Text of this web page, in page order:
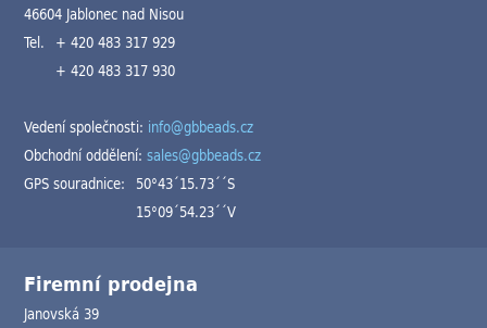
46604 Jablonec nad Nisou
Tel. + 420 483 317 929
+ 420 483 317 930
Vedení společnosti: info@gbbeads.cz
Obchodní oddělení:sales@gbbeads.cz
GPS souradnice: 50°43´15.73´´S
15°09´54.23´´V
Firemní prodejna
Janovská 39